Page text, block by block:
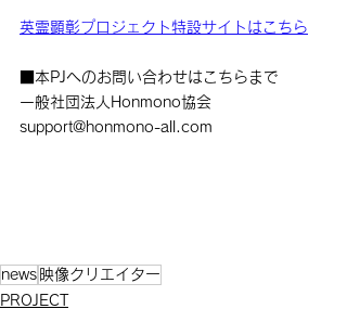
英霊顕彰プロジェクト特設サイトはこちら
■本PJへのお問い合わせはこちらまで
一般社団法人Honmono協会
support@honmono-all.com
news 映像クリエイター
PROJECT